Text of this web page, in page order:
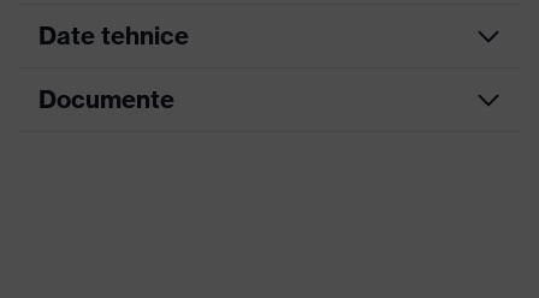
Date tehnice
Culoare
Documente